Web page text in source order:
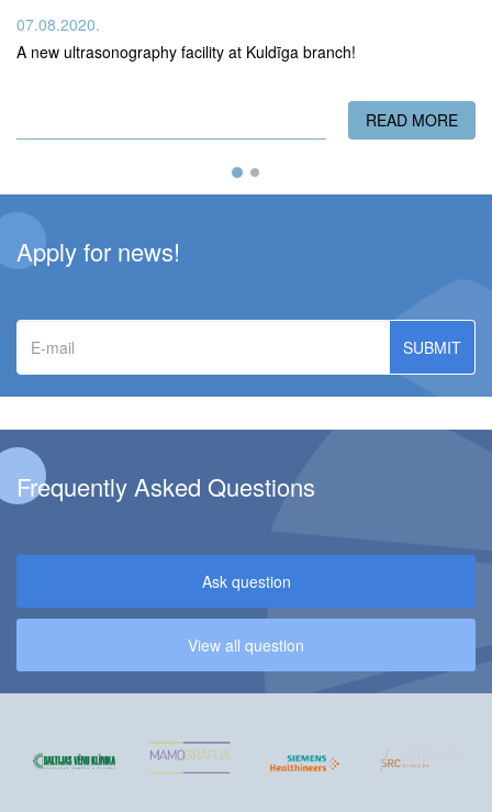
07.08.2020.
A new ultrasonography facility at Kuldīga branch!
READ MORE
Apply for news!
E-
mail
Frequently Asked Questions
Ask question
View all question